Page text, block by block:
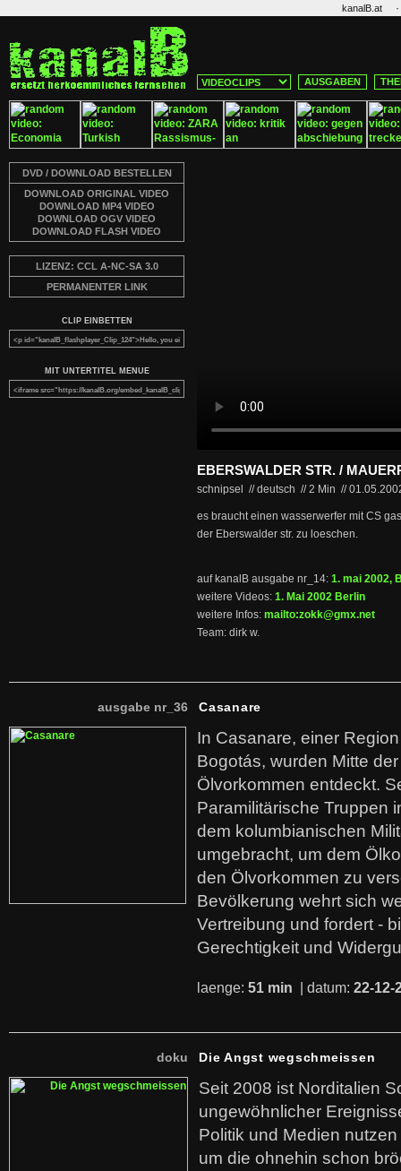
kanalB.at ·
AUSGABEN
DVD / DOWNLOAD BESTELLEN
DOWNLOAD ORIGINAL VIDEO
DOWNLOAD MP4 VIDEO
DOWNLOAD OGV VIDEO
DOWNLOAD FLASH VIDEO
LIZENZ: CCL A-NC-SA 3.0
PERMANENTER LINK
CLIP EINBETTEN
MIT UNTERTITEL MENUE
EBERSWALDER STR. /
schnipsel // deutsch //2 Min //
es braucht einen wasserwerfer mit CS
der Eberswalder str. zu loeschen.
auf kanalB ausgabe nr_14: 1. mai 2002,
weitere Videos: 1. Mai 2002 Berlin
weitere Infos: mailto:zokk@gmx.net
Team: dirk w.
ausgabe nr_36 Casanare
In Casanare, einer
Bogotás, wurden Mitte
Ölvorkommen entdeckt.
Paramilitärische Truppen
dem kolumbianischen
umgebracht, um dem
den Ölvorkommen zu
Bevölkerung wehrt sich
Vertreibung und fordert -
Gerechtigkeit und
laenge: 51 min | datum: 22-12-
doku Die Angst wegschmeissen
Seit 2008 ist Norditalien
ungewöhnlicher
Politik und Medien
um die ohnehin schon